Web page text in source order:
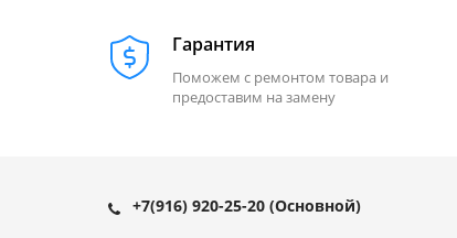
Гарантия
Поможем с ремонтом товара и
предоставим на замену
+7(916) 920-25-20 (Основной)